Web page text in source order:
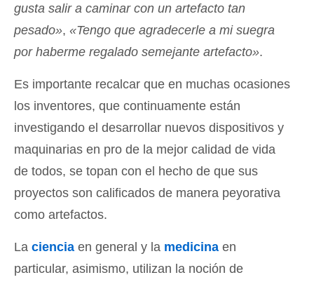
gusta salir a caminar con un artefacto tan
pesado», «Tengo que agradecerle a mi suegra
por haberme regalado semejante artefacto».
Es importante recalcar que en muchas ocasiones
los inventores, que continuamente están
investigando el desarrollar nuevos dispositivos y
maquinarias en pro de la mejor calidad de vida
de todos, se topan con el hecho de que sus
proyectos son calificados de manera peyorativa
como artefactos.
La ciencia en general y la medicina en
particular, asimismo, utilizan la noción de